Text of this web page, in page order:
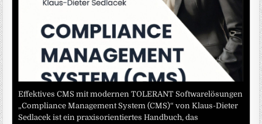
Effektives CMS mit modernen TOLERANT Softwarelösungen
„Compliance Management System (CMS)“ von Klaus-Dieter
Sedlacek ist ein praxisorientiertes Handbuch, das